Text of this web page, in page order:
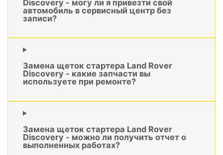
Discovery - могу ли я привезти свой
автомобиль в сервисный центр без
записи?
Замена щеток стартера Land Rover
Discovery - какие запчасти вы
используете при ремонте?
Замена щеток стартера Land Rover
Discovery - можно ли получить отчет о
выполненных работах?